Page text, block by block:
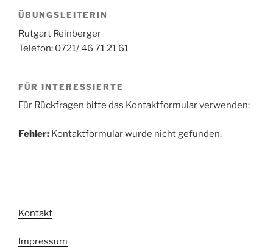
ÜBUNGSLEITERIN
Rutgart Reinberger
Telefon: 0721/ 46 71 21 61
FÜR INTERESSIERTE
Für Rückfragen bitte das Kontaktformular verwenden:
Fehler: Kontaktformular wurde nicht gefunden.
Kontakt
Impressum